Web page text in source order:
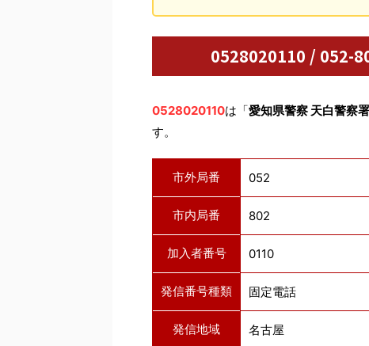
0528020110 / 052-
0528020110は「愛知県警察 天白警察署
す。
市外局番 052
市内局番 802
加入者番号 0110
発信番号種類 固定電話
発信地域 名古屋